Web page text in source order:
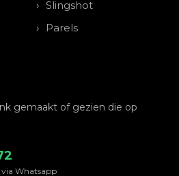
Slingshot
Parels
gemaakt of gezien die op
Whatsapp